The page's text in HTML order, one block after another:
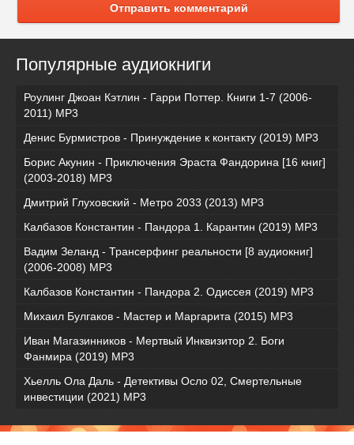
Отправить комментарий
Популярные аудиокниги
Роулинг Джоан Кэтлин - Гарри Поттер. Книги 1-7 (2006-
2011) MP3
Денис Бурмистров - Принуждение к контакту (2019) MP3
Борис Акунин - Приключения Эраста Фандорина [16 книг]
(2003-2018) МР3
Дмитрий Глуховский - Метро 2033 (2013) MP3
Калбазов Константин - Пандора 1. Карантин (2019) MP3
Вадим Зеланд - Трансерфинг реальности [8 аудиокниг]
(2006-2008) MP3
Калбазов Константин - Пандора 2. Одиссея (2019) MP3
Михаил Булгаков - Мастер и Маргарита (2015) MP3
Иван Магазинников - Мертвый Инквизитор 2. Боги
Фанмира (2019) MP3
Хьелль Ола Даль - Детективы Осло 02, Смертельные
инвестиции (2021) МР3